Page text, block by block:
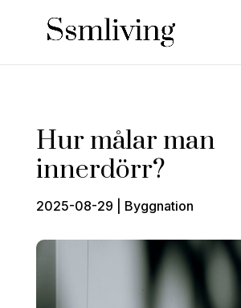
Hur målar man
innerdörr?
2025-08-29 Byggnation